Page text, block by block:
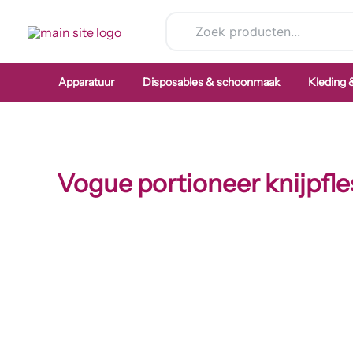
inhoud
Apparatuur Disposables & schoonmaak Kleding
Vogue portioneer